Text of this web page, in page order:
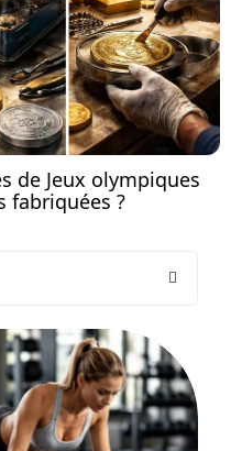
de Jeux olympiques
fabriquées ?